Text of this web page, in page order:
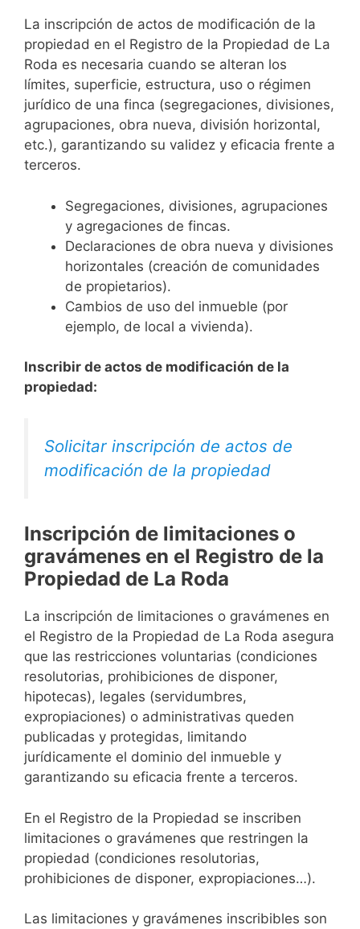
La inscripción de actos de modificación de la
propiedad en el Registro de la Propiedad de La
Roda es necesaria cuando se alteran los
límites, superficie, estructura, uso o régimen
jurídico de una finca (segregaciones, divisiones,
agrupaciones, obra nueva, división horizontal,
etc.), garantizando su validez y eficacia frente a
terceros.
Segregaciones, divisiones, agrupaciones
y agregaciones de fincas.
Declaraciones de obra nueva y divisiones
horizontales (creación de comunidades
de propietarios).
Cambios de uso del inmueble (por
ejemplo, de local a vivienda).
Inscribir de actos de modificación de la
propiedad:
Solicitar inscripción de actos de
modificación de la propiedad
Inscripción de limitaciones o
gravámenes en el Registro de la
Propiedad de La Roda
La inscripción de limitaciones o gravámenes en
el Registro de la Propiedad de La Roda asegura
que las restricciones voluntarias (condiciones
resolutorias, prohibiciones de disponer,
hipotecas), legales (servidumbres,
expropiaciones) o administrativas queden
publicadas y protegidas, limitando
jurídicamente el dominio del inmueble y
garantizando su eficacia frente a terceros.
En el Registro de la Propiedad se inscriben
limitaciones o gravámenes que restringen la
propiedad (condiciones resolutorias,
prohibiciones de disponer, expropiaciones…).
Las limitaciones y gravámenes inscribibles son